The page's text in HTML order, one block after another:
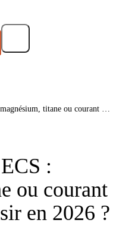
Anode de protection du ballon ECS : magnésium, titane ou courant imposé
:
ou courant
en 2026 ?